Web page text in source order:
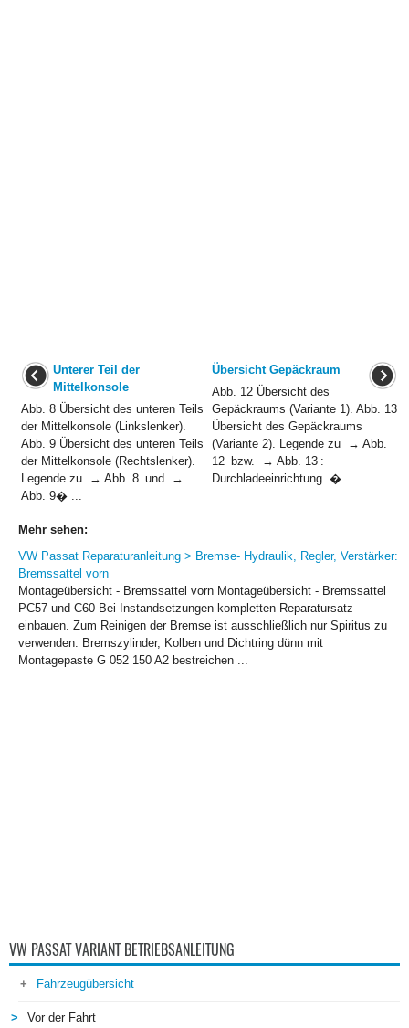
Unterer Teil der
Mittelkonsole
Abb. 8 Übersicht des unteren Teils
der Mittelkonsole (Linkslenker).
Abb. 9 Übersicht des unteren Teils
der Mittelkonsole (Rechtslenker).
Legende zu → Abb. 8 und →
Abb. 9� ...
Übersicht Gepäckraum
Abb. 12 Übersicht des
Gepäckraums (Variante 1). Abb. 13
Übersicht des Gepäckraums
(Variante 2). Legende zu → Abb.
12 bzw. → Abb. 13 :
Durchladeeinrichtung � ...
Mehr sehen:
VW Passat Reparaturanleitung > Bremse- Hydraulik, Regler, Verstärker:
Bremssattel vorn
Montageübersicht - Bremssattel vorn Montageübersicht - Bremssattel
PC57 und C60 Bei Instandsetzungen kompletten Reparatursatz
einbauen. Zum Reinigen der Bremse ist ausschließlich nur Spiritus zu
verwenden. Bremszylinder, Kolben und Dichtring dünn mit
Montagepaste G 052 150 A2 bestreichen ...
VW PASSAT VARIANT BETRIEBSANLEITUNG
Fahrzeugübersicht
Vor der Fahrt